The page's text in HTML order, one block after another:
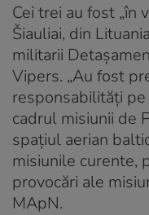
Cei trei au fost „în
Šiauliai, din
militarii
Vipers. „Au fost
responsabilități
cadrul misiunii de
spațiul aerian
misiunile curente,
provocări ale
MApN.